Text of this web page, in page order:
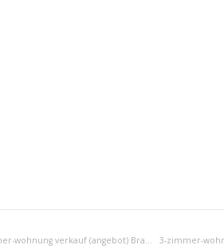
2-zimmer-wohnung verkauf (angebot) Bratislava III